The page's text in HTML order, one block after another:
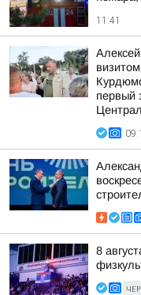
11:41
первый
8